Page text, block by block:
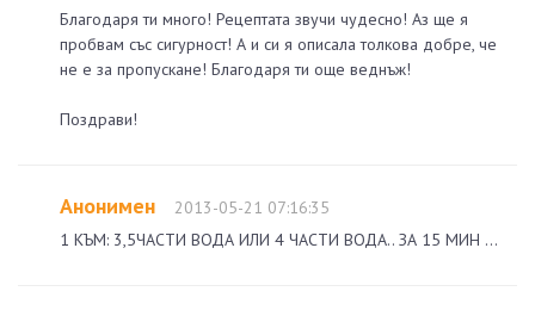
Благодаря ти много! Рецептата звучи чудесно! Аз ще я
пробвам със сигурност! А и си я описала толкова добре, че
не е за пропускане! Благодаря ти още веднъж!
Поздрави!
Анонимен
2013-05-21 07:16:35
1 КЪМ: 3,5ЧАСТИ ВОДА ИЛИ 4 ЧАСТИ ВОДА.. ЗА 15 МИН ...